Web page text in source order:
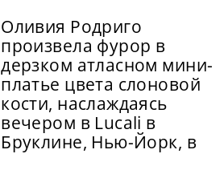
Оливия Родриго
произвела фурор в
дерзком атласном мини-
платье цвета слоновой
кости, наслаждаясь
вечером в Lucali в
Бруклине, Нью-Йорк, в